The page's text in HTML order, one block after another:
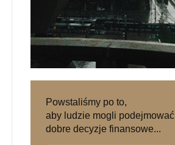
Powstaliśmy po to,
aby ludzie mogli podejmować
dobre decyzje finansowe...